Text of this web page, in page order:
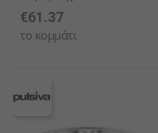
€61.37
το κομμάτι